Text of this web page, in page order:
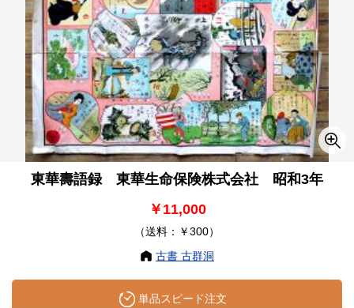
東華壽語録 東華生命保険株式会社 昭和3年
￥11,000
（送料：￥300）
古書 古群洞
単品スピード注文